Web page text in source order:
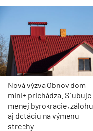
Nová výzva Obnov dom
mini+ prichádza. Sľubuje
menej byrokracie, zálohu
aj dotáciu na výmenu
strechy